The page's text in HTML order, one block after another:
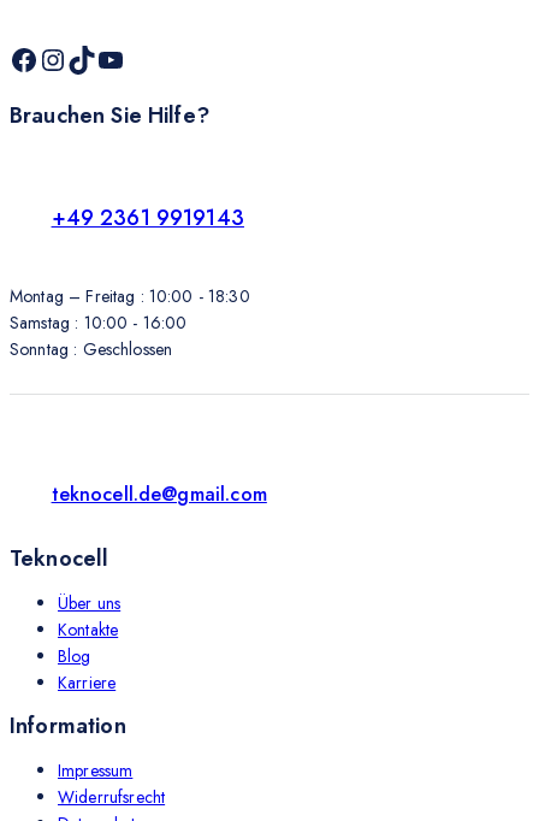
Brauchen Sie Hilfe?
+49 2361 9919143
Montag – Freitag : 10:00 - 18:30
Samstag : 10:00 - 16:00
Sonntag : Geschlossen
teknocell.de@gmail.com
Teknocell
Über uns
Kontakte
Blog
Karriere
Information
Impressum
Widerrufsrecht